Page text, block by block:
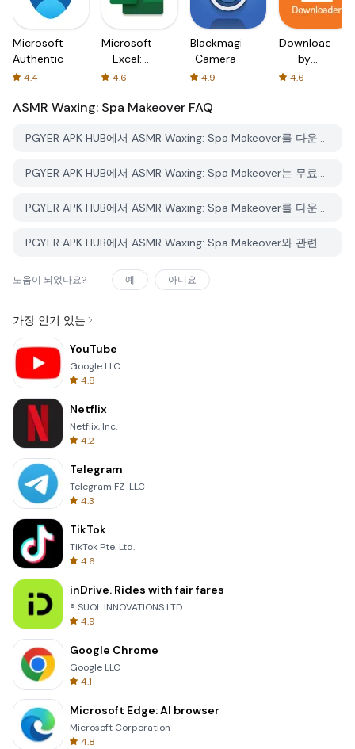
Microsoft
Authenticator
4.4
Microsoft
Excel:
Spreadsheets
4.6
Blackmagic
Camera
4.9
Downloader
by
AFTVnews
4.6
ASMR Waxing: Spa Makeover FAQ
PGYER APK HUB에서 ASMR Waxing: Spa Makeover를 다운로드하는 방법은 무엇인가요?
PGYER APK HUB에서 ASMR Waxing: Spa Makeover는 무료로 다운로드할 수 있나요?
PGYER APK HUB에서 ASMR Waxing: Spa Makeover를 다운로드하려면 계정이 필요한가요?
PGYER APK HUB에서 ASMR Waxing: Spa Makeover와 관련된 문제를 신고하는 방법은 무엇인가요?
도움이 되었나요? 예 아니요
가장 인기 있는
YouTube
Google LLC
4.8
Netflix
Netflix, Inc.
4.2
Telegram
Telegram FZ-LLC
4.3
TikTok
TikTok Pte. Ltd.
4.6
inDrive. Rides with fair fares
® SUOL INNOVATIONS LTD
4.9
Google Chrome
Google LLC
4.1
Microsoft Edge: AI browser
Microsoft Corporation
4.8